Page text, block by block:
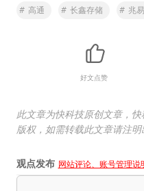
# 高通 # 长鑫存储 # 兆
好文点赞
此文章为快科技原创文章，
版权，如需转载此文章请注
观点发布 网站评论、账号管理说